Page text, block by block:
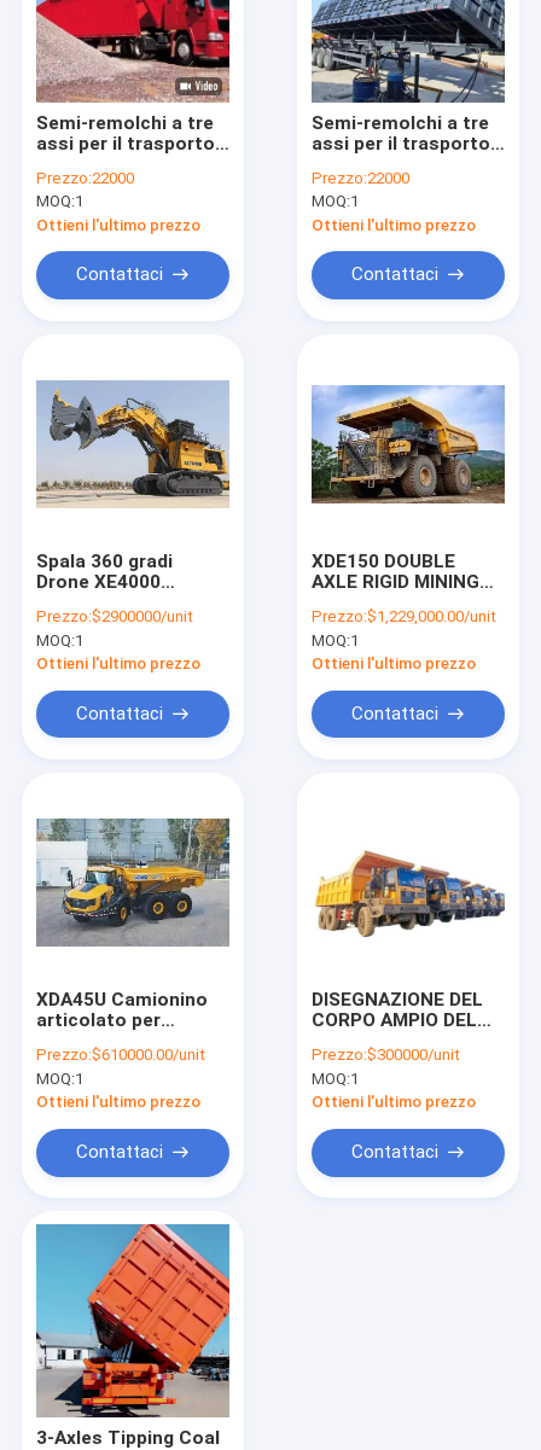
Prodotti
Chi siamo
Fatory Tour
Richiedere un preventivo
rimorchio di scheletro dei semi
rimorchio per cemento
rimorchio basso dei semi del letto
autocarro con cassone ribaltabile
rimorchio a base piatta dei semi
Semi-remolchi a tre
assi per il trasporto
carbone
Prezzo:22000
MOQ:1
Ottieni l'ultimo prezzo
Contattaci
Semi-remolchi a tre
assi per il trasporto
carbone
Prezzo:22000
MOQ:1
Ottieni l'ultimo prezzo
Contattaci
Spala 360 gradi
Drone XE4000
mineraria Pesante
escavatore 180-
200Ton
Prezzo:$2900000/unit
MOQ:1
Ottieni l'ultimo prezzo
Contattaci
XDE150 DOUBLE
AXLE RIGID MINING
operazioni minerarie
pesanti
Prezzo:$1,229,000.00/unit
MOQ:1
Ottieni l'ultimo prezzo
Contattaci
XDA45U Camionino
articolato per
Prezzo:$610000.00/unit
MOQ:1
Ottieni l'ultimo prezzo
Contattaci
DISEGNAZIONE DEL
CORPO AMPIO DEL
Prezzo:$300000/unit
MOQ:1
Ottieni l'ultimo prezzo
Contattaci
3-Axles Tipping Coal